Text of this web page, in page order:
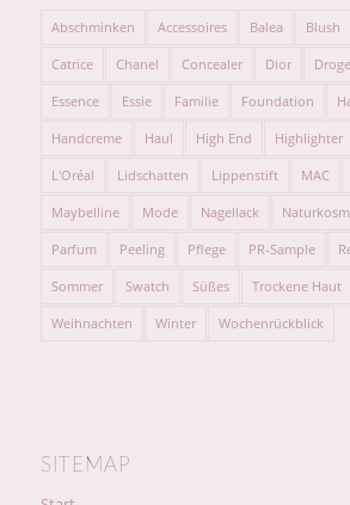
Abschminken Accessoires Balea Blush
Catrice Chanel Concealer Dior
Essence Essie Familie Foundation
Handcreme Haul High End Highlighter
L'Oréal Lidschatten Lippenstift MAC
Maybelline Mode Nagellack
Parfum Peeling Pflege PR-Sample
Sommer Swatch Süßes Trockene Haut
Weihnachten Winter Wochenrückblick
SITEMAP